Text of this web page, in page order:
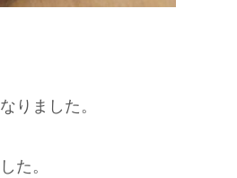
りました。
た。